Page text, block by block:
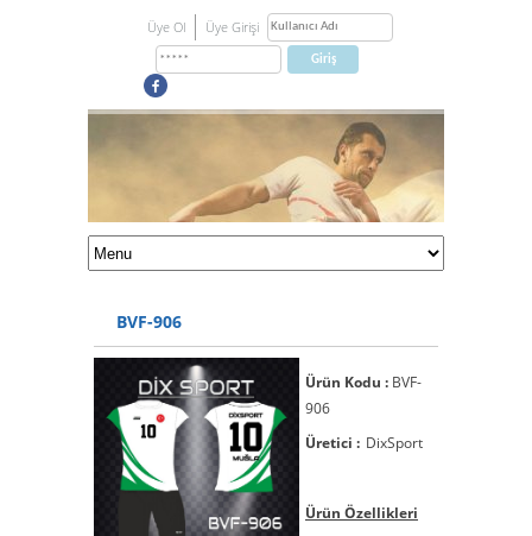
Üye Ol Üye Girişi
BVF-906
Ürün Kodu : BVF-
906
Üretici : DixSport
Ürün Özellikleri